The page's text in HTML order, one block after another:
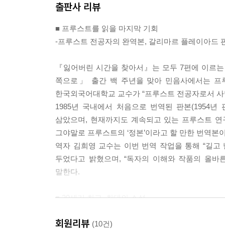
출판사 리뷰
■ 프루스트를 읽을 마지막 기회
-프루스트 전공자의 완역본, 갈리마르 플레이아드
『잃어버린 시간을 찾아서』는 모두 7편에 이르
쪽으로」 출간 백 주년을 맞아 민음사에서는 프
한국외국어대학교 교수가 “프루스트 전공자로서
1985년 국내에서 처음으로 번역된 판본(1954
삼았으며, 현재까지도 계속되고 있는 프루스트
그야말로 프루스트의 ‘정본’이라고 할 만한 번역본
역자 김희영 교수는 이번 번역 작업을 통해 “길고
두었다고 밝혔으며, “독자의 이해와 작품의 올
말한다.
■ 20세기 최고, 최대의 소설
회원리뷰 (10건)